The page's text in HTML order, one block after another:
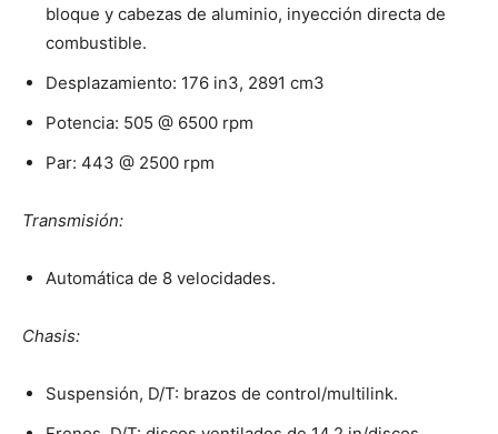
bloque y cabezas de aluminio, inyección directa de
combustible.
Desplazamiento: 176 in3, 2891 cm3
Potencia: 505 @ 6500 rpm
Par: 443 @ 2500 rpm
Transmisión:
Automática de 8 velocidades.
Chasis:
Suspensión, D/T: brazos de control/multilink.